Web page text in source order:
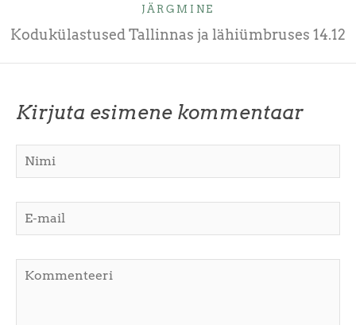
JÄRGMINE
Kodukülastused Tallinnas ja lähiümbruses 14.12
Kirjuta esimene kommentaar